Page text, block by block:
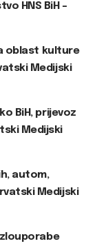
HNS BiH –
oblast kulture
Medijski
BiH, prijevoz
Medijski
autom,
Medijski